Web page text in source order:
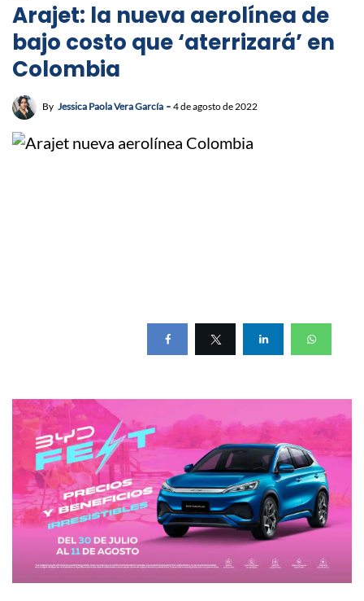
Arajet: la nueva aerolínea de
bajo costo que ‘aterrizará’ en
Colombia
By Jessica Paola Vera García 4 de agosto de 2022